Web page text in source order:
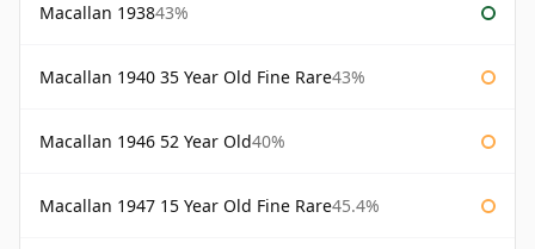
Macallan 193843%
Macallan 1940 35 Year Old Fine Rare43%
Macallan 1946 52 Year Old40%
Macallan 1947 15 Year Old Fine Rare45.4%